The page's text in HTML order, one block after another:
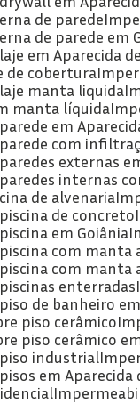
de parede
de parede em
em Aparecida
de cobertura
manta liquida
manta líquida
em
com
externas
internas
de alvenaria
de concreto
em Goiânia
com
com manta
enterradas
de banheiro
piso cerâmico
piso cerâmico
industrial
em Aparecida